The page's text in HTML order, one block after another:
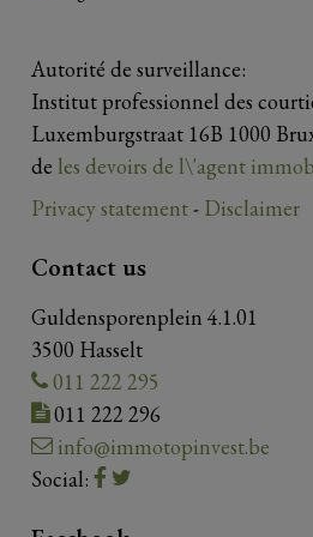
Autorité de surveillance:
Institut professionnel des
Luxemburgstraat 16B 1000
de les devoirs de l\'agent
Privacy statement- Disclaimer
Contact us
Guldensporenplein 4.1.01
3500 Hasselt
011 222 295
011 222 296
info@immotopinvest.be
Social: